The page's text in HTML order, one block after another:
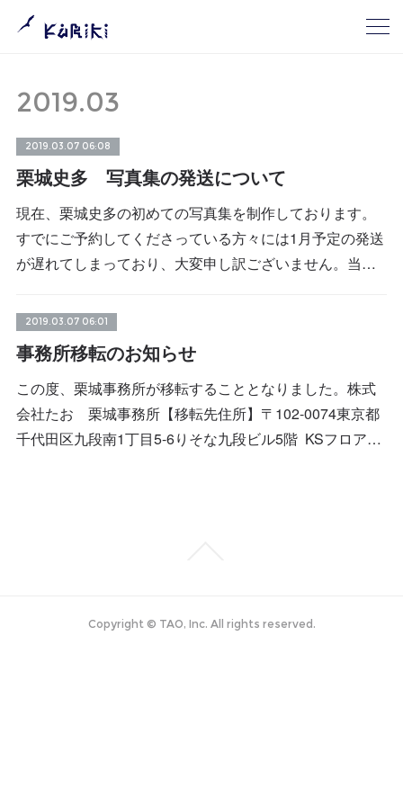
2019.03
2019.03.07 06:08
栗城史多 写真集の発送について
現在、栗城史多の初めての写真集を制作しております。
すでにご予約してくださっている方々には1月予定の発送
が遅れてしまっており、大変申し訳ございません。当…
2019.03.07 06:01
事務所移転のお知らせ
この度、栗城事務所が移転することとなりました。株式
会社たお 栗城事務所【移転先住所】〒102-0074東京都
千代田区九段南1丁目5-6りそな九段ビル5階 KSフロア…
Copyright © TAO, Inc. All rights reserved.